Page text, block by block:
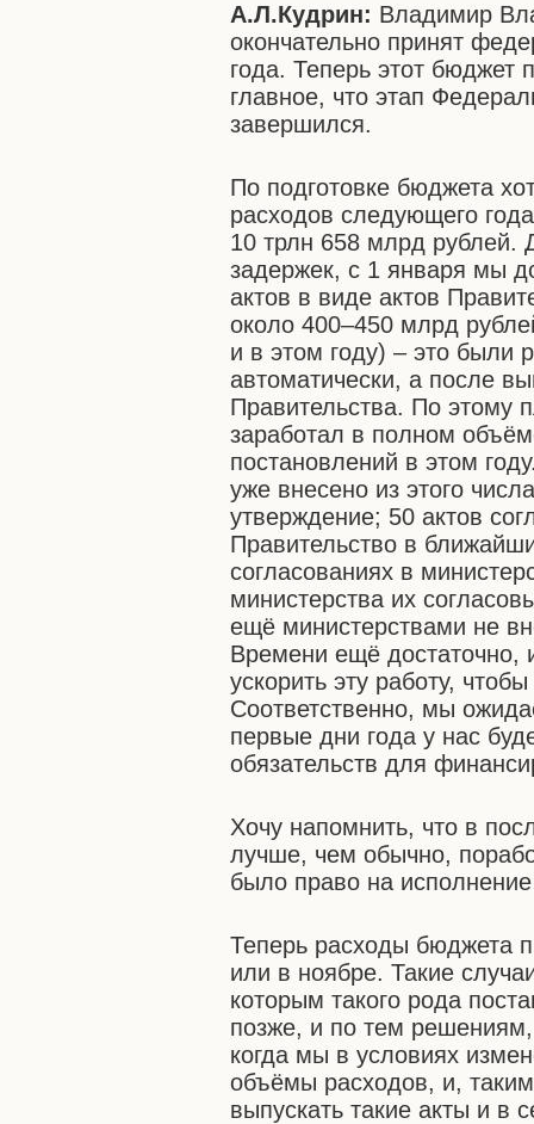
А.Л.Кудрин: Владимир
окончательно принят
года. Теперь этот бюджет
главное, что этап
завершился.
По подготовке бюджета
расходов следующего
10 трлн 658 млрд рублей.
задержек, с 1 января мы
актов в виде актов
около 400–450 млрд
и в этом году) – это были
автоматически, а после
Правительства. По этому
заработал в полном
постановлений в этом
уже внесено из этого
утверждение; 50 актов
Правительство в
согласованиях в
министерства их
ещё министерствами не
Времени ещё достаточно,
ускорить эту работу,
Соответственно, мы
первые дни года у нас
обязательств для
Хочу напомнить, что в
лучше, чем обычно,
было право на
Теперь расходы бюджета
или в ноябре. Такие
которым такого рода
позже, и по тем
когда мы в условиях
объёмы расходов, и,
выпускать такие акты и в